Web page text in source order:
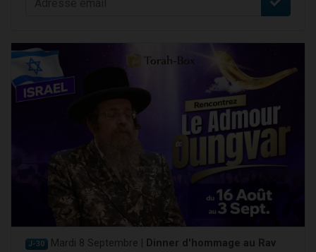
J-30 Mardi 8 Septembre |
Dinner d'hommage au Rav